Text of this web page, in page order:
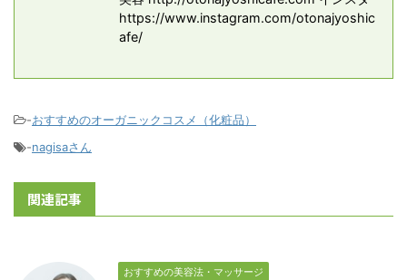
https://www.instagram.com/otonajyoshic
afe/
-おすすめのオーガニックコスメ（化粧品）
-nagisaさん
関連記事
おすすめの美容法・マッサージ